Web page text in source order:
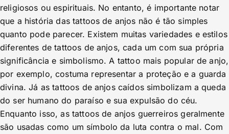
religiosos ou espirituais. No entanto, é importante notar
que a história das tattoos de anjos não é tão simples
quanto pode parecer. Existem muitas variedades e estilos
diferentes de tattoos de anjos, cada um com sua própria
significância e simbolismo. A tattoo mais popular de anjo,
por exemplo, costuma representar a proteção e a guarda
divina. Já as tattoos de anjos caídos simbolizam a queda
do ser humano do paraíso e sua expulsão do céu.
Enquanto isso, as tattoos de anjos guerreiros geralmente
são usadas como um símbolo da luta contra o mal. Com